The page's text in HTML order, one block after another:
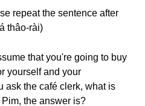
repeat the sentence after
thâo-rài)
that you're going to buy
yourself and your
ask the café clerk, what is
the answer is?